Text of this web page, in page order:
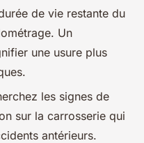
de vie restante du
Un
une usure plus
les signes de
sur la carrosserie qui
antérieurs.